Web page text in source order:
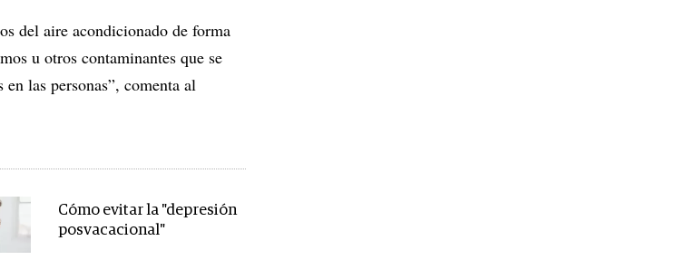
del aire acondicionado de forma
u otros contaminantes que se
las personas”, comenta al
Cómo evitar la "depresión
posvacacional"